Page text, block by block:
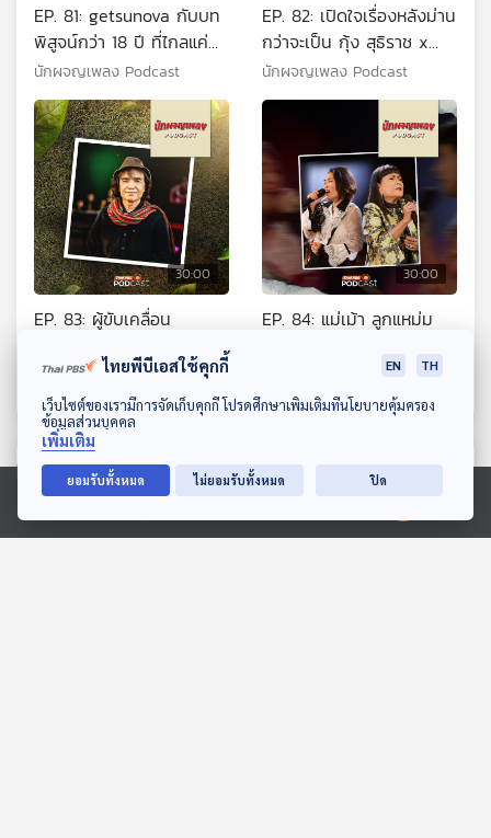
ดาวน์โหลด Thai PBS Podcast Application
Ⓒ 2020 องค์การกระจายเสียงและแพร่ภาพสาธารณะแห่งประเทศไทย
EP. 81: getsunova กับบท
พิสูจน์กว่า 18 ปี ที่ไกลแค่
ไหนก็ไปถึง
นักผจญเพลง Podcast
EP. 82: เปิดใจเรื่องหลังม่าน
กว่าจะเป็น กุ้ง สุธิราช x
จิ้งหรีดขาว วงศ์เทวัญ
นักผจญเพลง Podcast
30:00
EP. 83: ผู้ขับเคลื่อน
สลา คุณวุฒิ’
นักผจญเพลง Podcast
30:00
EP. 84: แม่เม้า ลูกแหม่ม
นักผจญเพลง Podcast
ตอนที่เกี่ยวข้อง
ไทยพีบีเอสใช้คุกกี้ EN TH
เว็บไซต์ของเรามีการจัดเก็บคุกกี้ โปรดศึกษาเพิ่มเติมที่นโยบายคุ้มครอง
ข้อมูลส่วนบุคคล
เพิ่มเติม
ยอมรับทั้งหมด ไม่ยอมรับทั้งหมด ปิด